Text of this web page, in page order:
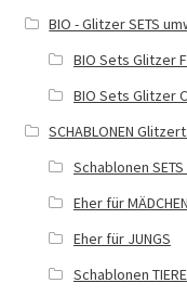
BIO - Glitzer SETS
BIO Sets Glitzer
BIO Sets Glitzer
SCHABLONEN
Schablonen SETS
Eher für MÄDCHEN
Eher für JUNGS
Schablonen TIERE